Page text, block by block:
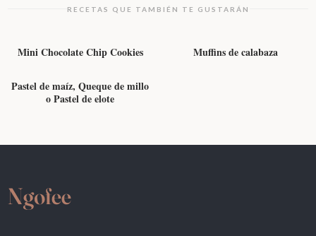
RECETAS QUE TAMBIÉN TE GUSTARÁN
Mini Chocolate Chip Cookies Muffins de calabaza
DULCES Y POSTRES
Pastel de maíz, Queque de millo
o Pastel de elote